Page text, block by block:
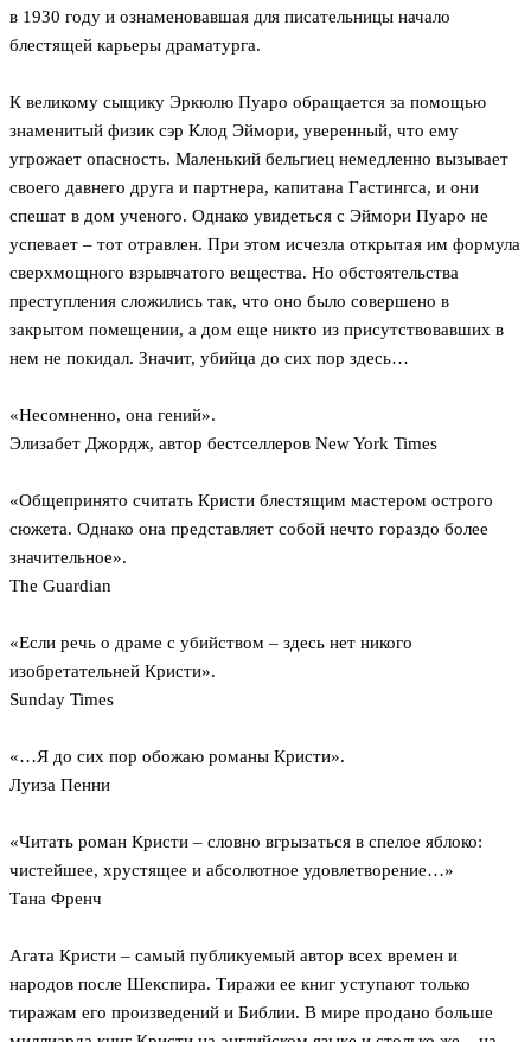
в 1930 году и ознаменовавшая для писательницы начало
блестящей карьеры драматурга.
К великому сыщику Эркюлю Пуаро обращается за помощью
знаменитый физик сэр Клод Эймори, уверенный, что ему
угрожает опасность. Маленький бельгиец немедленно вызывает
своего давнего друга и партнера, капитана Гастингса, и они
спешат в дом ученого. Однако увидеться с Эймори Пуаро не
успевает – тот отравлен. При этом исчезла открытая им формула
сверхмощного взрывчатого вещества. Но обстоятельства
преступления сложились так, что оно было совершено в
закрытом помещении, а дом еще никто из присутствовавших в
нем не покидал. Значит, убийца до сих пор здесь…
«Несомненно, она гений».
Элизабет Джордж, автор бестселлеров New York Times
«Общепринято считать Кристи блестящим мастером острого
сюжета. Однако она представляет собой нечто гораздо более
значительное».
The Guardian
«Если речь о драме с убийством – здесь нет никого
изобретательней Кристи».
Sunday Times
«…Я до сих пор обожаю романы Кристи».
Луиза Пенни
«Читать роман Кристи – словно вгрызаться в спелое яблоко:
чистейшее, хрустящее и абсолютное удовлетворение…»
Тана Френч
Агата Кристи – самый публикуемый автор всех времен и
народов после Шекспира. Тиражи ее книг уступают только
тиражам его произведений и Библии. В мире продано больше